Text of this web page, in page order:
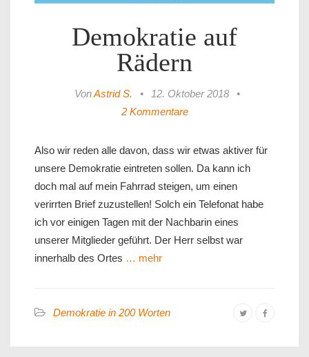
Demokratie auf
Rädern
VonAstrid S. • 12. Oktober 2018
•
2 Kommentare
Also wir reden alle davon, dass wir etwas aktiver für
unsere Demokratie eintreten sollen. Da kann ich
doch mal auf mein Fahrrad steigen, um einen
verirrten Brief zuzustellen! Solch ein Telefonat habe
ich vor einigen Tagen mit der Nachbarin eines
unserer Mitglieder geführt. Der Herr selbst war
innerhalb des Ortes … mehr
Demokratie in 200 Worten